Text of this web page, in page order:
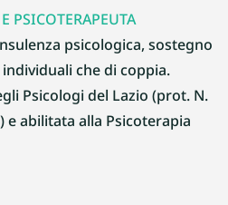
PSICOTERAPEUTA
psicologica, sostegno
che di coppia.
Psicologi del Lazio (prot. N.
e abilitata alla Psicoterapia